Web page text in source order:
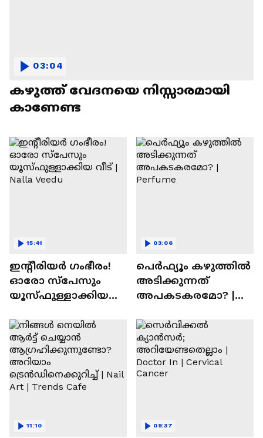
കഴുത്ത് വേദനയെ നിസ്സാരമായി
കാണേണ്ട
03:04
ഇന്റീരിയർ ഗംഭീരം!
ഓരോ സ്‌പേസും
യൂസ്ഫുള്ളാക്കിയ
15:41
പെർഫ്യൂം കഴുത്തിൽ
അടിക്കുന്നത്
അപകടകരമോ? |
03:06
11:10 09:37